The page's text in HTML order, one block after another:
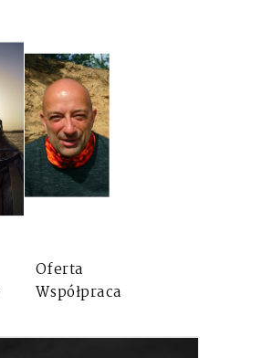
Oferta
Współpraca